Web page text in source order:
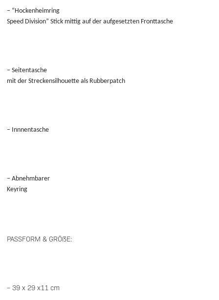
– “Hockenheimring
Speed Division” Stick mittig auf der aufgesetzten Fronttasche
– Seitentasche
mit der Streckensilhouette als Rubberpatch
– Innnentasche
– Abnehmbarer
Keyring
PASSFORM & GRÖßE:
– 39 x 29 x11 cm